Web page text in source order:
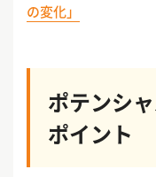
の変化」
ポテンシ
ポイント